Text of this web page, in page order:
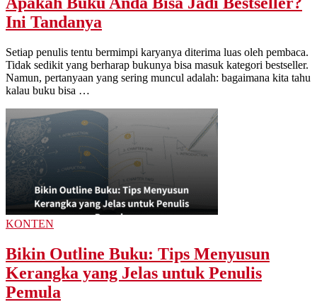
Ini Tandanya
Setiap penulis tentu bermimpi karyanya diterima luas oleh pembaca.
Tidak sedikit yang berharap bukunya bisa masuk kategori bestseller.
Namun, pertanyaan yang sering muncul adalah: bagaimana kita tahu
kalau buku bisa …
KONTEN
Bikin Outline Buku: Tips Menyusun
Kerangka yang Jelas untuk Penulis
Pemula